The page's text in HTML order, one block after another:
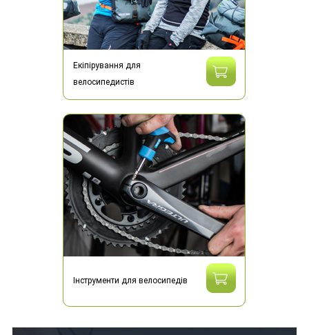
Екіпірування для
велосипедистів
Інструменти для велосипедів